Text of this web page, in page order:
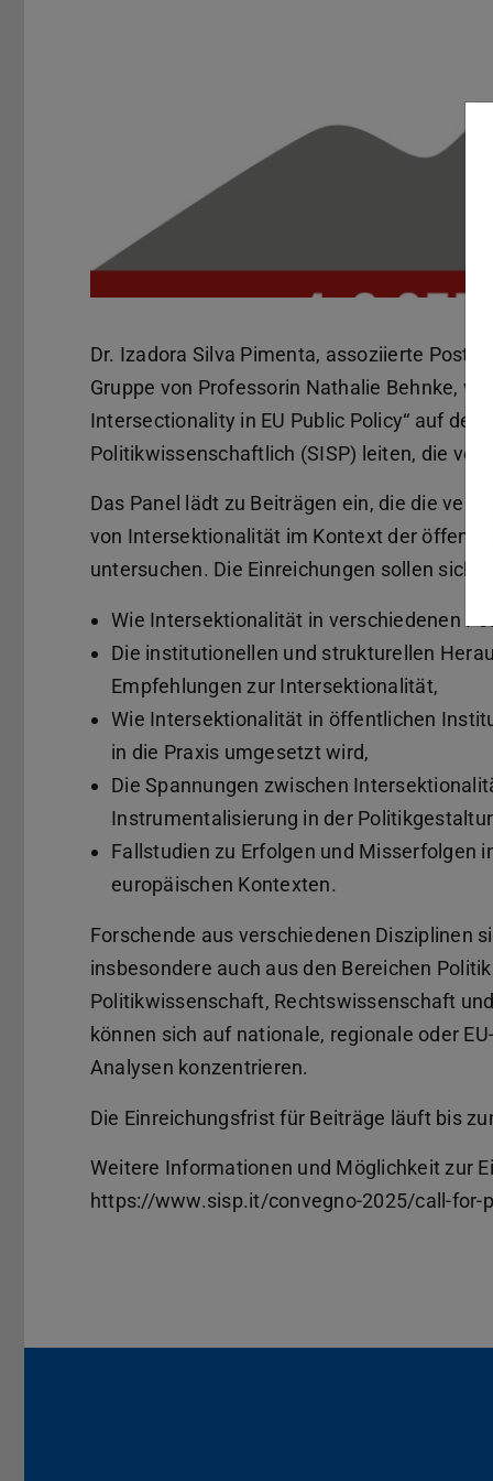
Dr. Izadora Silva Pimenta, assoziierte
Gruppe von Professorin Nathalie Behnke,
Intersectionality in EU Public Policy“ auf der
Politikwissenschaftlich (SISP) leiten, die
Das Panel lädt zu Beiträgen ein, die die
von Intersektionalität im Kontext der
untersuchen. Die Einreichungen sollen sich
Wie Intersektionalität in verschiedenen
Die institutionellen und strukturellen
Empfehlungen zur Intersektionalität,
Wie Intersektionalität in öffentlichen
in die Praxis umgesetzt wird,
Die Spannungen zwischen
Instrumentalisierung in der
Fallstudien zu Erfolgen und Misserfolgen
europäischen Kontexten.
Forschende aus verschiedenen Disziplinen
insbesondere auch aus den Bereichen
Politikwissenschaft, Rechtswissenschaft
können sich auf nationale, regionale oder
Analysen konzentrieren.
Die Einreichungsfrist für Beiträge läuft bis
Weitere Informationen und Möglichkeit zur
https://www.sisp.it/convegno-2025/call-for-